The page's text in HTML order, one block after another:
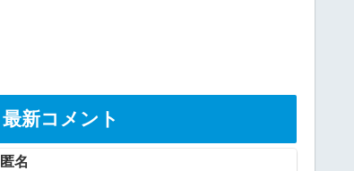
最新コメント
匿名